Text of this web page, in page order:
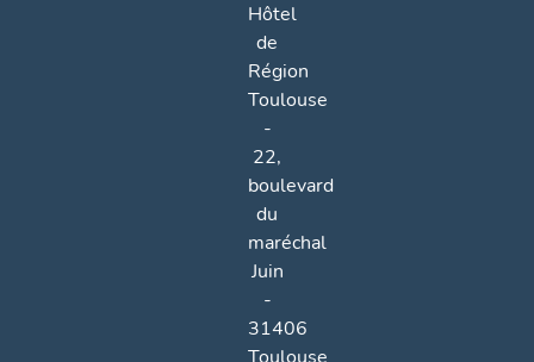
Hôtel
de
Région
Toulouse
-
22,
boulevard
du
maréchal
Juin
-
31406